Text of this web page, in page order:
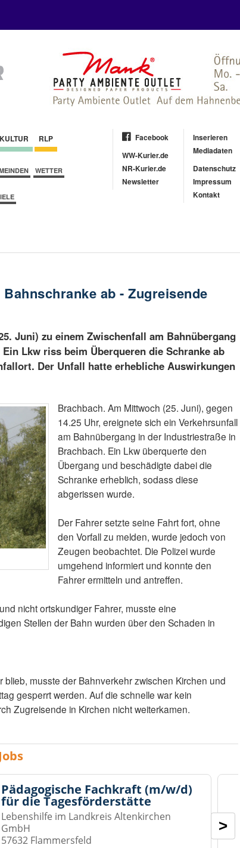
KULTUR RLP
WETTER
Facebook
WW-Kurier.de
NR-Kurier.de
Newsletter
Inserieren
Mediadaten
Datenschutz
Impressum
Kontakt
ab - Zugreisende
Juni) zu einem Zwischenfall am Bahnübergang
Lkw riss beim Überqueren die Schranke ab
Der Unfall hatte erhebliche Auswirkungen
Brachbach. Am Mittwoch (25. Juni), gegen
14.25 Uhr, ereignete sich ein Verkehrsunfall
am Bahnübergang in der Industriestraße in
Brachbach. Ein Lkw überquerte den
Übergang und beschädigte dabei die
Schranke erheblich, sodass diese
abgerissen wurde.
Der Fahrer setzte seine Fahrt fort, ohne
den Vorfall zu melden, wurde jedoch von
Zeugen beobachtet. Die Polizei wurde
umgehend informiert und konnte den
Fahrer ermitteln und antreffen.
nicht ortskundiger Fahrer, musste eine
Stellen der Bahn wurden über den Schaden in
musste der Bahnverkehr zwischen Kirchen und
gesperrt werden. Auf die schnelle war kein
Zugreisende in Kirchen nicht weiterkamen.
Pädagogische Fachkraft (m/w/d)
für die Tagesförderstätte
Lebenshilfe im Landkreis Altenkirchen
GmbH
57632 Flammersfeld
>